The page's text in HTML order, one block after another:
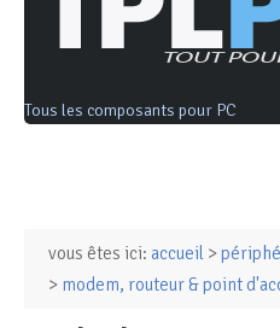
Tous les composants pour PC
Ordinateurs
vous êtes ici: accueil >
> modem, routeur & point